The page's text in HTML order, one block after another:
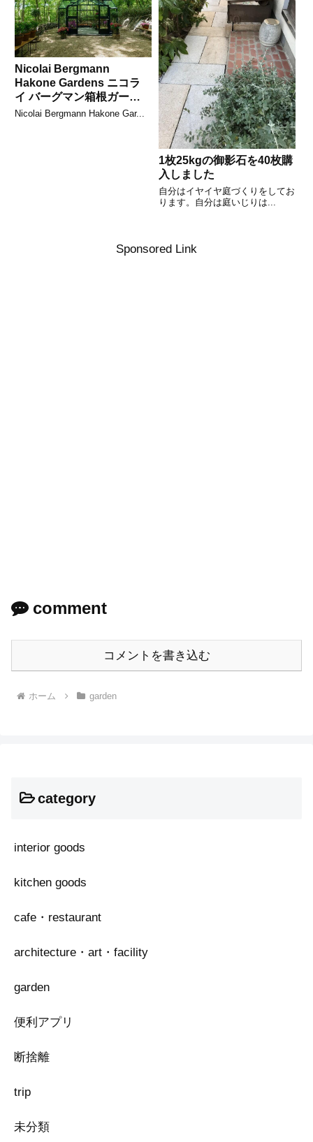
Nicolai Bergmann
Hakone Gardens ニコラ
イ バーグマン箱根ガーデ
ンズの木漏れ日の威力
Nicolai Bergmann Hakone Gar...
1枚25kgの御影石を40枚購
入しました
自分はイヤイヤ庭づくりをしてお
ります。自分は庭いじりは...
Sponsored Link
comment
コメントを書き込む
ホーム garden
category
interior goods
kitchen goods
cafe・restaurant
architecture・art・facility
garden
便利アプリ
断捨離
trip
未分類